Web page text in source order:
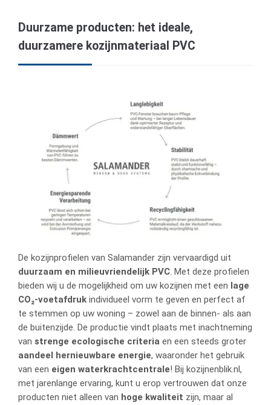
Duurzame producten: het ideale,
duurzamere kozijnmateriaal PVC
De kozijnprofielen van Salamander zijn vervaardigd uit
duurzaam en milieuvriendelijk PVC. Met deze profielen
bieden wij u de mogelijkheid om uw kozijnen met een lage
CO₂-voetafdruk individueel vorm te geven en perfect af
te stemmen op uw woning – zowel aan de binnen- als aan
de buitenzijde. De productie vindt plaats met inachtneming
van strenge ecologische criteria en een steeds groter
aandeel hernieuwbare energie, waaronder het gebruik
van een eigen waterkrachtcentrale! Bij kozijnenblik.nl,
met jarenlange ervaring, kunt u erop vertrouwen dat onze
producten niet alleen van hoge kwaliteit zijn, maar al